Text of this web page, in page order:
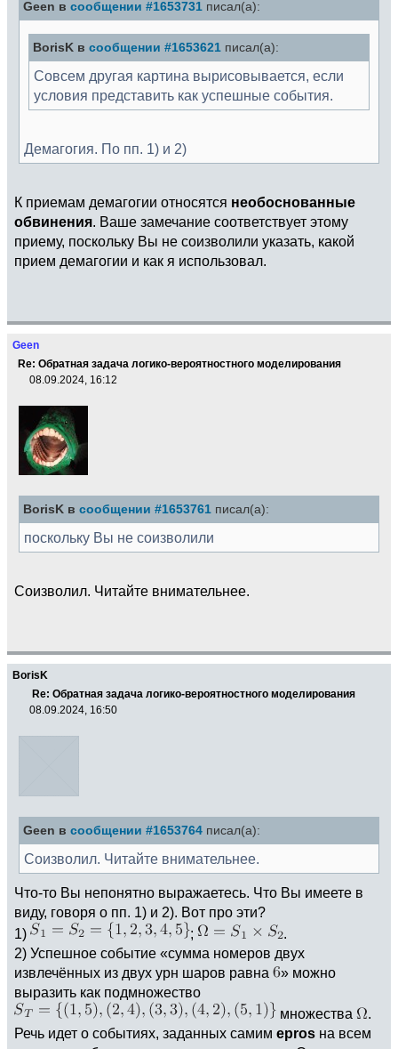
Geen в сообщении #1653731 писал(а):
BorisK в сообщении #1653621 писал(а):
Совсем другая картина вырисовывается, если
условия представить как успешные события.
Демагогия. По пп. 1) и 2)
К приемам демагогии относятся необоснованные
обвинения. Ваше замечание соответствует этому
приему, поскольку Вы не соизволили указать, какой
прием демагогии и как я использовал.
Geen
Re: Обратная задача логико-вероятностного моделирования
08.09.2024, 16:12
BorisK в сообщении #1653761 писал(а):
поскольку Вы не соизволили
Соизволил. Читайте внимательнее.
BorisK
Re: Обратная задача логико-вероятностного моделирования
08.09.2024, 16:50
Geen в сообщении #1653764 писал(а):
Соизволил. Читайте внимательнее.
Что-то Вы непонятно выражаетесь. Что Вы имеете в
виду, говоря о пп. 1) и 2). Вот про эти?
1)
;
.
2) Успешное событие «сумма номеров двух
извлечённых из двух урн шаров равна
» можно
выразить как подмножество
множества
.
Речь идет о событиях, заданных самим epros на всем